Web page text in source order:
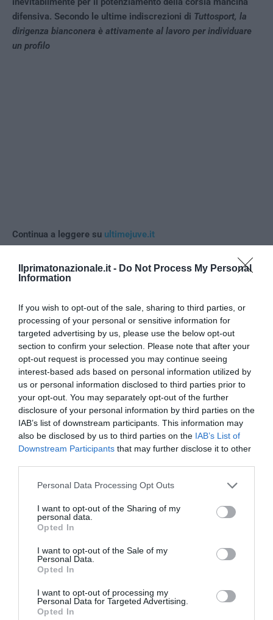
Ilprimatonazionale.it - Do Not Process My Personal
Information
If you wish to opt-out of the sale, sharing to third parties, or
processing of your personal or sensitive information for
targeted advertising by us, please use the below opt-out
section to confirm your selection. Please note that after your
opt-out request is processed you may continue seeing
interest-based ads based on personal information utilized by
us or personal information disclosed to third parties prior to
your opt-out. You may separately opt-out of the further
disclosure of your personal information by third parties on the
IAB’s list of downstream participants. This information may
also be disclosed by us to third parties on the IAB’s List of
Downstream Participants that may further disclose it to other
Please note that this website/app uses one or more Google
not limited to your visit or usage behaviour. You may click to
grant or deny consent to Google and its third-party tags to
use your data for below specified purposes in below Google
consent section.
Personal Data Processing Opt Outs
I want to opt-out of the Sharing of my
personal data.
Opted In
I want to opt-out of the Sale of my
Personal Data.
Opted In
I want to opt-out of processing my
Personal Data for Targeted Advertising.
Opted In
difensiva. Secondo le ultime indiscrezioni di Tuttosport, la
dirigenza bianconera è attivamente al lavoro per individuare
un profilo
Continua a leggere su ultimejuve.it
ADMIN
previous post
Juventus: Spalletti tra critiche e pressioni
YOU MAY ALSO LIKE